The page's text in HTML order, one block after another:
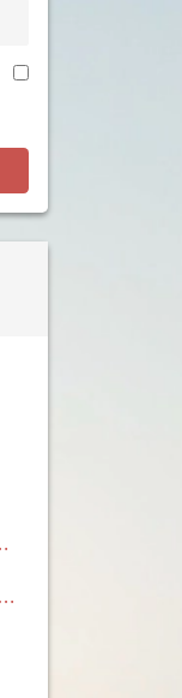
NaPro studii
Užitočná zmena názvu diagnózy: PCOS sa mení na PMOS.